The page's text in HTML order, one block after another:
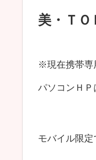
美・ＴＯ
※現在携帯専
パソコンＨＰ
モバイル限定